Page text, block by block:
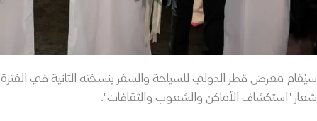
شعار "استكشاف الأماكن والشعوب والثقافات".